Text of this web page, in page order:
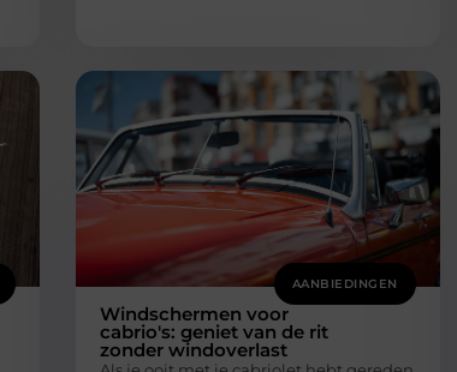
AANBIEDINGEN
Windschermen voor
cabrio's: geniet van de rit
zonder windoverlast